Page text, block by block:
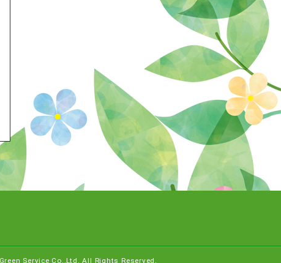
Service Co.,Ltd. All Rights Reserved.